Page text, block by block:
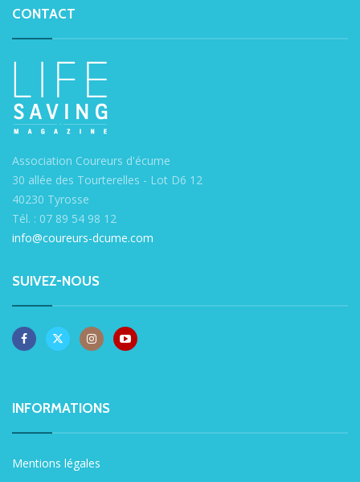
CONTACT
Association Coureurs d'écume
30 allée des Tourterelles - Lot D6 12
40230 Tyrosse
Tél. : 07 89 54 98 12
info@coureurs-dcume.com
SUIVEZ-NOUS
INFORMATIONS
Mentions légales